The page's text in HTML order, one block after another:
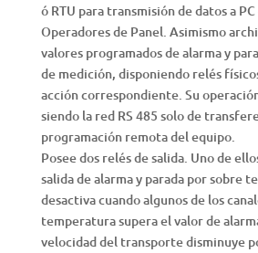
ó RTU para transmisión de datos a PC
Operadores de Panel. Asimismo
valores programados de alarma y
de medición, disponiendo relés
acción correspondiente. Su
siendo la red RS 485 solo de
programación remota del equipo.
Posee dos relés de salida. Uno de
salida de alarma y parada por sobre
desactiva cuando algunos de los
temperatura supera el valor de
velocidad del transporte disminuye